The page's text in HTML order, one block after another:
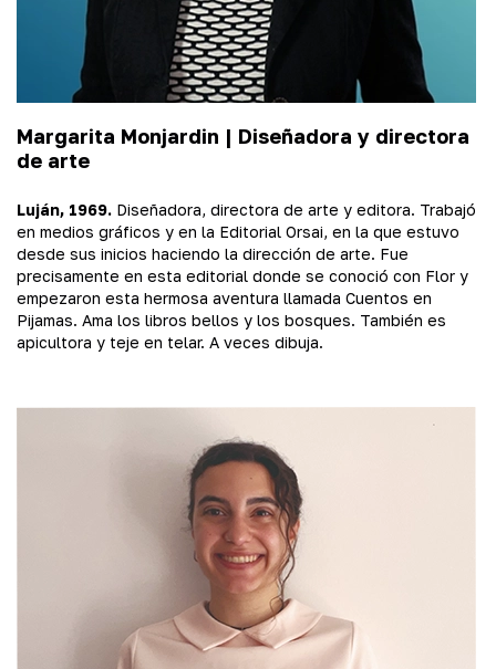
Margarita Monjardin | Diseñadora y directora
de arte
Luján, 1969. Diseñadora, directora de arte y editora. Trabajó
en medios gráficos y en la Editorial Orsai, en la que estuvo
desde sus inicios haciendo la dirección de arte. Fue
precisamente en esta editorial donde se conoció con Flor y
empezaron esta hermosa aventura llamada Cuentos en
Pijamas. Ama los libros bellos y los bosques. También es
apicultora y teje en telar. A veces dibuja.